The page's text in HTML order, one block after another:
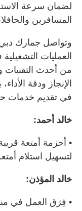
لضمان سرعة
المسافرين
وتواصل جمارك دبي
العمليات
من أحدث التقنيات
الإنجاز ودقة
في تقديم خدمات
خالد أحمد:
• أحزمة أمتعة
لتسهيل استلام
خالد المؤذن:
• فِرَق العمل في